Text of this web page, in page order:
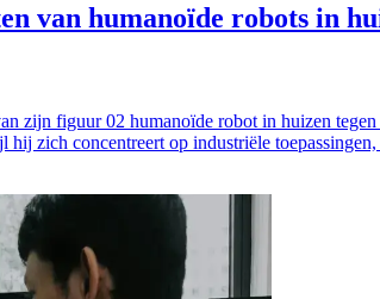
van humanoïde robots in
zijn figuur 02 humanoïde robot in huizen
zich concentreert op industriële